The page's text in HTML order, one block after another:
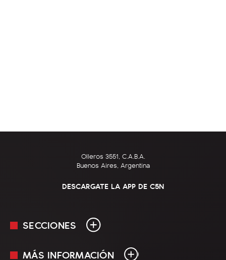
Olleros 3551, C.A.B.A.
Buenos Aires, Argentina
DESCARGATE LA APP DE C5N
SECCIONES
En Vivo
MÁS INFORMACIÓN